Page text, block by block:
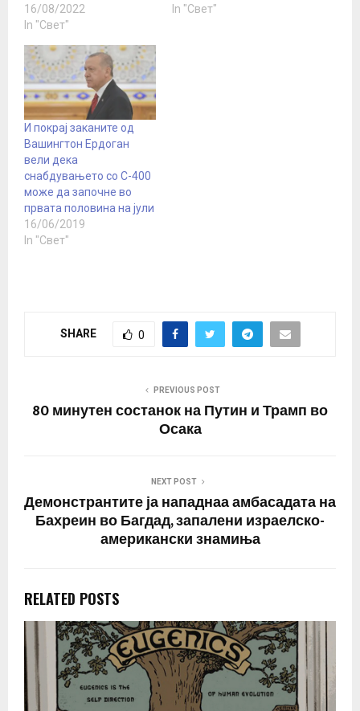
16/08/2022
In "Свет"
In "Свет"
И покрај заканите од
Вашингтон Ердоган
вели дека
снабдувањето со С-400
може да започне во
првата половина на јули
16/06/2019
In "Свет"
SHARE 0
PREVIOUS POST
80 минутен состанок на Путин и Трамп во
Осака
NEXT POST
Демонстрантите ја нападнаа амбасадата на
Бахреин во Багдад, запалени израелско-
американски знамиња
RELATED POSTS